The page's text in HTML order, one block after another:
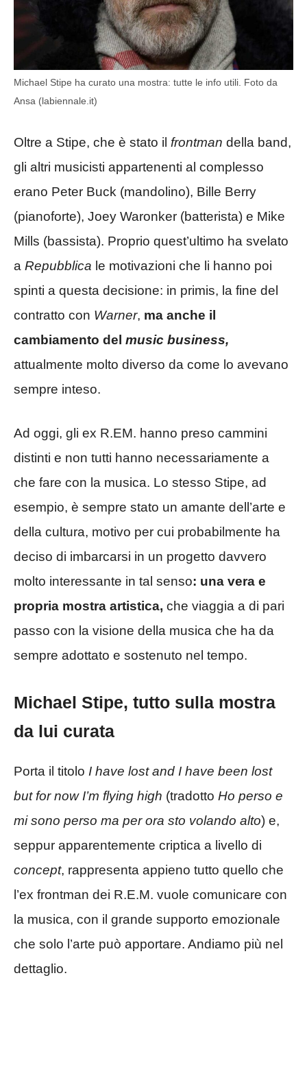
Michael Stipe ha curato una mostra: tutte le info utili. Foto da
Ansa (labiennale.it)
Oltre a Stipe, che è stato il frontman della band,
gli altri musicisti appartenenti al complesso
erano Peter Buck (mandolino), Bille Berry
(pianoforte), Joey Waronker (batterista) e Mike
Mills (bassista). Proprio quest’ultimo ha svelato
a Repubblica le motivazioni che li hanno poi
spinti a questa decisione: in primis, la fine del
contratto con Warner, ma anche il
cambiamento del music business,
attualmente molto diverso da come lo avevano
sempre inteso.
Ad oggi, gli ex R.EM. hanno preso cammini
distinti e non tutti hanno necessariamente a
che fare con la musica. Lo stesso Stipe, ad
esempio, è sempre stato un amante dell’arte e
della cultura, motivo per cui probabilmente ha
deciso di imbarcarsi in un progetto davvero
molto interessante in tal senso: una vera e
propria mostra artistica, che viaggia a di pari
passo con la visione della musica che ha da
sempre adottato e sostenuto nel tempo.
Michael Stipe, tutto sulla mostra
da lui curata
Porta il titolo I have lost and I have been lost
but for now I’m flying high (tradotto Ho perso e
mi sono perso ma per ora sto volando alto) e,
seppur apparentemente criptica a livello di
concept, rappresenta appieno tutto quello che
l’ex frontman dei R.E.M. vuole comunicare con
la musica, con il grande supporto emozionale
che solo l’arte può apportare. Andiamo più nel
dettaglio.